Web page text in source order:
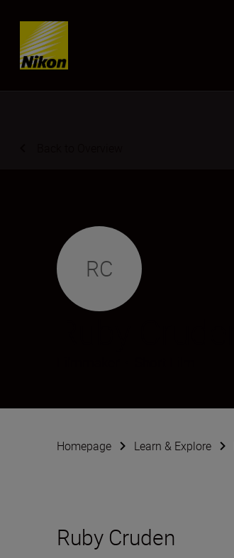
Skip content
RC
Homepage Learn & Explore
Ruby Cruden